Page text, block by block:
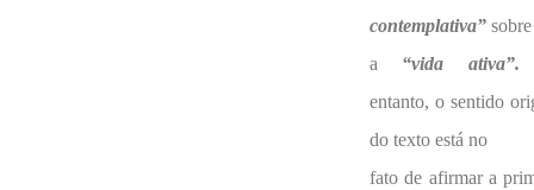
contemplativa” sobre
a “vida
entanto, o sentido
do texto está no
fato de afirmar a